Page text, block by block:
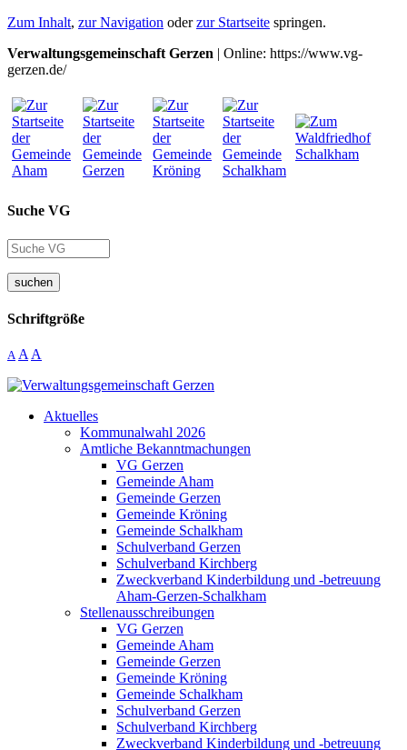
Zum Inhalt, zur Navigation oderzur Startseite springen.
Verwaltungsgemeinschaft Gerzen | Online: https://www.vg-
gerzen.de/
Suche VG
suchen
Schriftgröße
A A A
Aktuelles
Kommunalwahl 2026
Amtliche Bekanntmachungen
VG Gerzen
Gemeinde Aham
Gemeinde Gerzen
Gemeinde Kröning
Gemeinde Schalkham
Schulverband Gerzen
Schulverband Kirchberg
Zweckverband Kinderbildung und -betreuung
Aham-Gerzen-Schalkham
Stellenausschreibungen
VG Gerzen
Gemeinde Aham
Gemeinde Gerzen
Gemeinde Kröning
Gemeinde Schalkham
Schulverband Gerzen
Schulverband Kirchberg
Zweckverband Kinderbildung und -betreuung